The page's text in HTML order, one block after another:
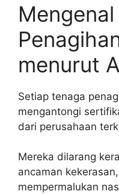
menurut
Setiap tenaga
mengantongi
dari perusahaan
Mereka dilarang
ancaman
mempermalukan